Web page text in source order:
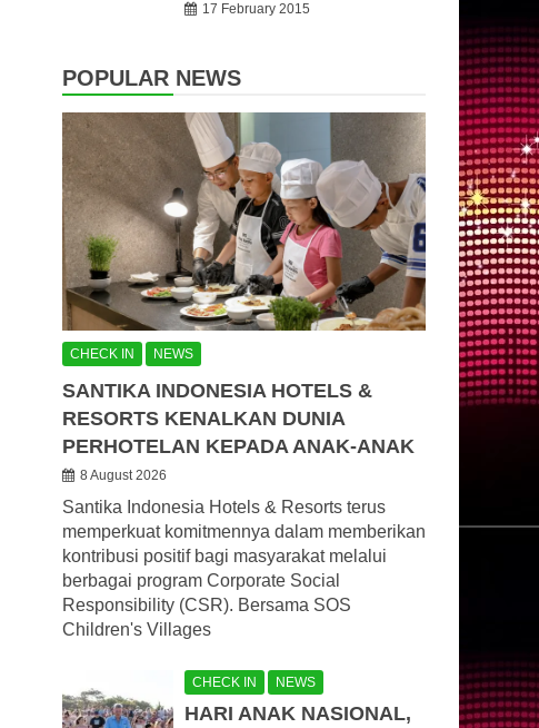
17 February 2015
POPULAR NEWS
CHECK IN NEWS
SANTIKA INDONESIA HOTELS &
RESORTS KENALKAN DUNIA
PERHOTELAN KEPADA ANAK-ANAK
8 August 2026
Santika Indonesia Hotels & Resorts terus
memperkuat komitmennya dalam memberikan
kontribusi positif bagi masyarakat melalui
berbagai program Corporate Social
Responsibility (CSR). Bersama SOS
Children's Villages
CHECK IN NEWS
HARI ANAK NASIONAL,